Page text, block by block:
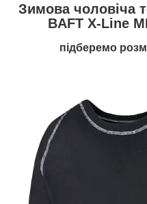
Зимова чоловіча
BAFT X-Line
підберемо